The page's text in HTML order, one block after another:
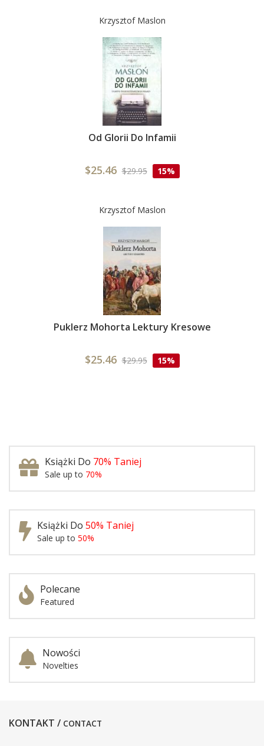
Krzysztof Maslon
Od Glorii Do Infamii
$25.46 $29.95 15%
Krzysztof Maslon
Puklerz Mohorta Lektury Kresowe
$25.46 $29.95 15%
Książki Do 70% Taniej
Sale up to 70%
Książki Do 50% Taniej
Sale up to 50%
Polecane
Featured
Nowości
Novelties
KONTAKT / CONTACT